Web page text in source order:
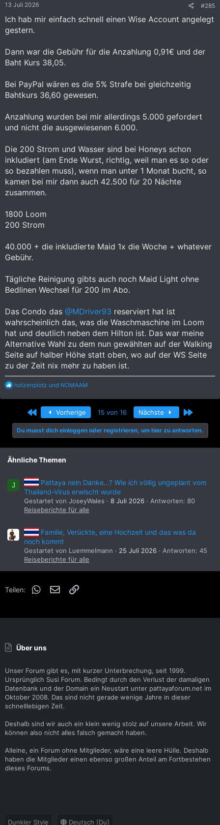
n
13 Juli 2026 #285
Ich hab mir einfach schnell einen Wise Account angelegt
gestern.
Dann war die Gebühr für die Anzahlung 0,91€ und der
Baht Kurs 38,05.
Bei PayPal wären es die 5% Strafe bei gleichzeitig
Bahtkurs 36,60 gewesen.
Anzahlung wurden bei mir allerdings 5.000 gefordert
und nicht die ausgewiesenen 6.000.
Die 200 Strom und Wasser sind bei Honeys schon
inkludiert (am Ende Wurst, richtig, weil man es so oder
so bezahlen muss), wenn man unter 1 Monat bucht, so
kamen bei mir dann auch 42.500 für 20 Nächte
zusammen.
1800 Loom
200 Strom
40.000 + die inkludierte Maid 1x die Woche + whatever
Gebühr.
Tägliche Reinigung gibts auch noch Maid Light ohne
Bedlinen Wechsel für 200 im Abo.
Das Condo das @MDriver93 reserviert hat ist
wahrscheinlich das, was die Waschmaschine im Loom
hat und deutlich neben dem Hilton ist. Das war meine
Alternative Wahl zu dem nun gewählten auf der Walking
Seite auf halber Höhe statt oben, wo auf der WS Seite
zu der Zeit nix mehr zu haben ist.
R
a
i
o
n
e
:
hotzenplotz und NOMAAM
Erste Vorherige 15 von 16 Nächste Letzte
Du musst dich einloggen oder registrieren, um hier zu antworten.
Ähnliche Themen
J
Pattaya nein Danke…? Wie ich völlig ungeplant vom
Thailand-Virus erwischt wurde
Gestartet von JoseyWales 8 Juli 2026
Antworten: 80
Reiseberichte für alle
Familie, Verückte, eine Hochzeit und das was da
noch kommt
Gestartet von Luemmelmann 25 Juli 2026
Antworten: 45
Reiseberichte für alle
Teilen: WhatsApp
E-Mail
Über uns
Unser Forum gibt es, mit kurzer Unterbrechung, seit 1999.
Ursprünglich Susi Forum. Bedingt durch den Verlust der damaligen
Datenbank und der Domain ein Neustart unter pattayaforum.net im
Oktober 2008. Das sind nicht gerade wenige Jahre in dieser
schnelllebigen Zeit.
Deshalb sind wir auch ein klein wenig stolz auf unsere Arbeit. Wir
können also nicht alles falsch gemacht haben.
Alleine, ein Forum ohne Mitglieder, wäre eine leere Hülle. Deshalb
haben die Mitglieder einen ebenso großen Anteil am Fortbestehen
dieses Forums.
Dunkler Style Deutsch [Du]